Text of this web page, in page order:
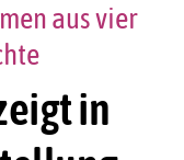
in
aus vier